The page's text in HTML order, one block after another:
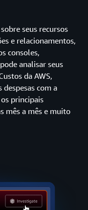
seus recursos
e relacionamentos,
consoles,
analisar seus
da AWS,
com a
principais
mês a mês e muito